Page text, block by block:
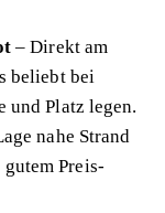
– Direkt am
beliebt bei
und Platz legen.
nahe Strand
Preis-